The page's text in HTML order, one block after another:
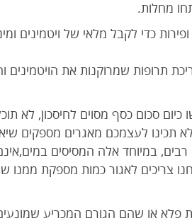
מחלות.
כדי לקבל מלאי של ויטמינים
תרופות שמרוקנות את הויטמינים
סכום כסף מסוים לחיסכון, לא
לא תכינו לעצמכם מאגרים מספקים
רבים, במיוחד אלה המסיסים
צריכים לאגור כמות מספקת ממנו
פלא או שהם הגורם המכריע